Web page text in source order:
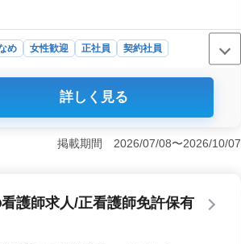
め 女性歓迎 正社員
契約社員
ベテラン経験者歓迎しています！マイ
。税理士試験受験者や公認会計士試験受
計税務コンサルタント事業を通じて、
比率は男性3：女性7です。シニア世代
詳しく見る
掲載期間 2026/07/08〜2026/10/07
護師求人/正看護師免許保有